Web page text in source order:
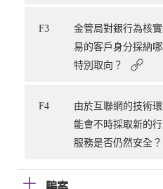
F3
金管局對銀行為核
易的客戶身分採納
特別取向？
F4
由於互聯網的技術
能會不時採取新的
服務是否仍然安全？
騙案